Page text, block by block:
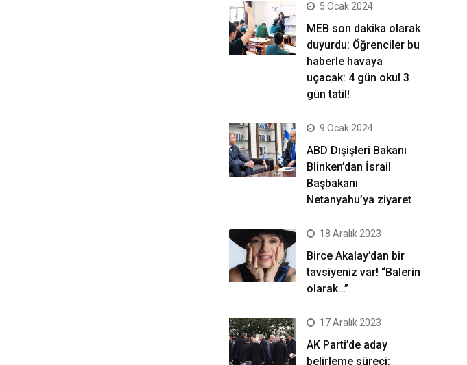
5 Ocak 2024
MEB son dakika olarak
duyurdu: Öğrenciler bu
haberle havaya
uçacak: 4 gün okul 3
gün tatil!
9 Ocak 2024
ABD Dışişleri Bakanı
Blinken’dan İsrail
Başbakanı
Netanyahu’ya ziyaret
18 Aralık 2023
Birce Akalay’dan bir
tavsiyeniz var! “Balerin
olarak…”
17 Aralık 2023
AK Parti’de aday
belirleme süreci: